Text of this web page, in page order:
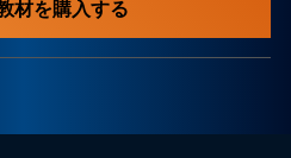
材を購入する